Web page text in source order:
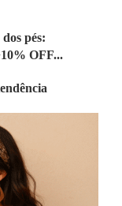
pés:
OFF...